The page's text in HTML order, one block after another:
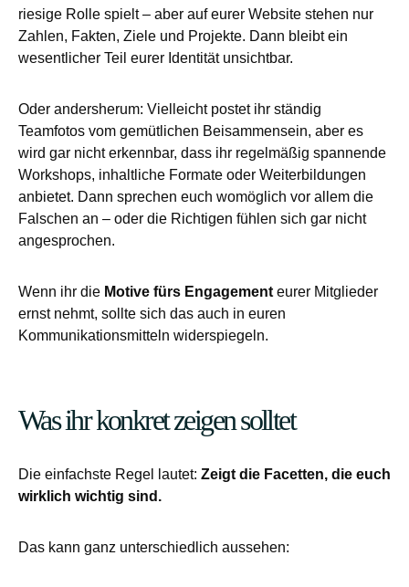
riesige Rolle spielt – aber auf eurer Website stehen nur
Zahlen, Fakten, Ziele und Projekte. Dann bleibt ein
wesentlicher Teil eurer Identität unsichtbar.
Oder andersherum: Vielleicht postet ihr ständig
Teamfotos vom gemütlichen Beisammensein, aber es
wird gar nicht erkennbar, dass ihr regelmäßig spannende
Workshops, inhaltliche Formate oder Weiterbildungen
anbietet. Dann sprechen euch womöglich vor allem die
Falschen an – oder die Richtigen fühlen sich gar nicht
angesprochen.
Wenn ihr die Motive fürs Engagement eurer Mitglieder
ernst nehmt, sollte sich das auch in euren
Kommunikationsmitteln widerspiegeln.
Was ihr konkret zeigen solltet
Die einfachste Regel lautet: Zeigt die Facetten, die euch
wirklich wichtig sind.
Das kann ganz unterschiedlich aussehen: